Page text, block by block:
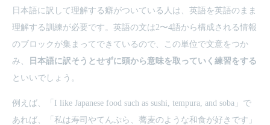
日本語に訳して理解する癖がついている人は、英語を英語のまま
理解する訓練が必要です。英語の文は2〜4語から構成される情報
のブロックが集まってできているので、この単位で文意をつか
み、
日本語に訳そうとせずに頭から意味を取っていく練習をする
といいでしょう。
例えば、「I like Japanese food such as sushi, tempura, and soba」で
あれば、「私は寿司やてんぷら、蕎麦のような和食が好きです」